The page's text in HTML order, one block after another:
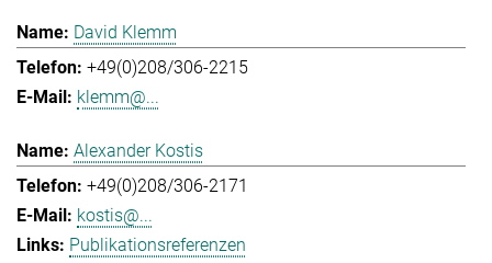
David Klemm
+49(0)208/306-2215
klemm@...
Alexander Kostis
+49(0)208/306-2171
kostis@...
Publikationsreferenzen